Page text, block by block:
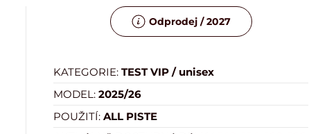
Odprodej / 2027
KATEGORIE: TEST VIP / unisex
MODEL: 2025/26
POUŽITÍ: ALL PISTE